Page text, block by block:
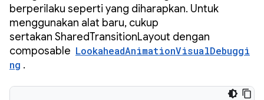
berperilaku seperti yang diharapkan. Untuk
menggunakan alat baru, cukup
sertakan SharedTransitionLayout dengan
composable LookaheadAnimationVisualDebuggi
ng .